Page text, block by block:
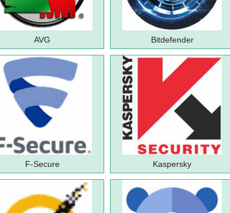
AVG Bitdefender
F-Secure Kaspersky